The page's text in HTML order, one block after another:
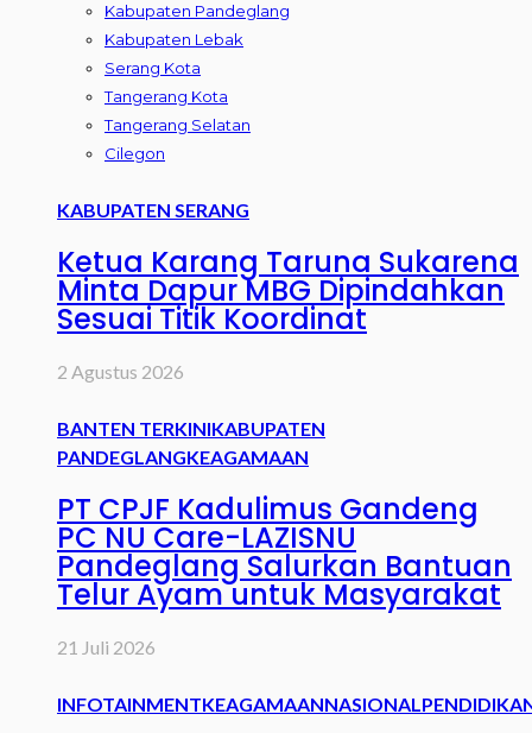
Kabupaten Pandeglang
Kabupaten Lebak
Serang Kota
Tangerang Kota
Tangerang Selatan
Cilegon
KABUPATEN SERANG
Ketua Karang Taruna Sukarena
Minta Dapur MBG Dipindahkan
Sesuai Titik Koordinat
2 Agustus 2026
BANTEN TERKINIKABUPATEN
PANDEGLANGKEAGAMAAN
PT CPJF Kadulimus Gandeng
PC NU Care-LAZISNU
Pandeglang Salurkan Bantuan
Telur Ayam untuk Masyarakat
21 Juli 2026
INFOTAINMENTKEAGAMAANNASIONAL